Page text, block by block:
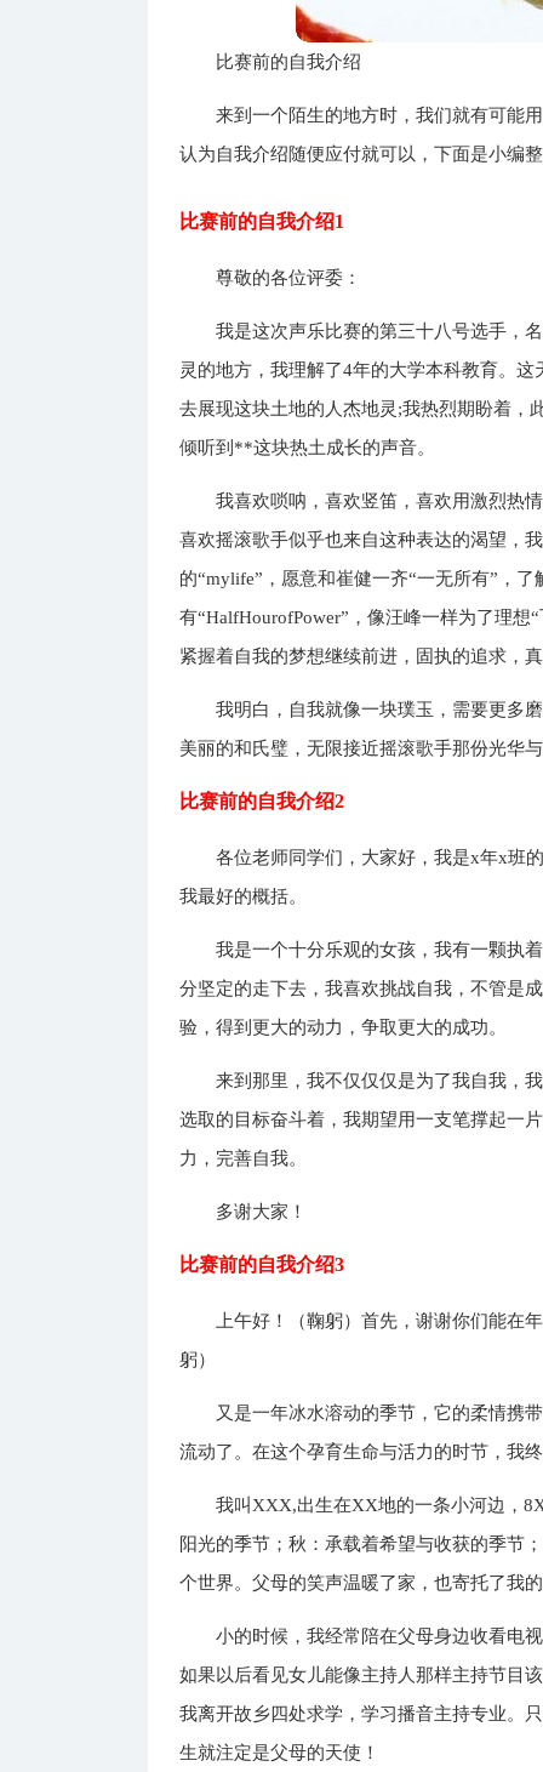
比赛前的自我介绍
来到一个陌生的地方时，我们就有可能
认为自我介绍随便应付就可以，下面是小编
比赛前的自我介绍1
尊敬的各位评委：
我是这次声乐比赛的第三十八号选手，
灵的地方，我理解了4年的大学本科教育。
去展现这块土地的人杰地灵;我热烈期盼着，
倾听到**这块热土成长的声音。
我喜欢唢呐，喜欢竖笛，喜欢用激烈热
喜欢摇滚歌手似乎也来自这种表达的渴望，
的“mylife”，愿意和崔健一齐“一无所有”，
有“HalfHourofPower”，像汪峰一样为了理
紧握着自我的梦想继续前进，固执的追求，
我明白，自我就像一块璞玉，需要更多
美丽的和氏璧，无限接近摇滚歌手那份光华
比赛前的自我介绍2
各位老师同学们，大家好，我是x年x班
我最好的概括。
我是一个十分乐观的女孩，我有一颗执
分坚定的走下去，我喜欢挑战自我，不管是
验，得到更大的动力，争取更大的成功。
来到那里，我不仅仅仅是为了我自我，
选取的目标奋斗着，我期望用一支笔撑起一
力，完善自我。
多谢大家！
比赛前的自我介绍3
上午好！（鞠躬）首先，谢谢你们能在
躬）
又是一年冰水溶动的季节，它的柔情携
流动了。在这个孕育生命与活力的时节，我
我叫XXX,出生在XX地的一条小河边，
阳光的季节；秋：承载着希望与收获的季节
个世界。父母的笑声温暖了家，也寄托了我
小的时候，我经常陪在父母身边收看电
如果以后看见女儿能像主持人那样主持节目
我离开故乡四处求学，学习播音主持专业。
生就注定是父母的天使！